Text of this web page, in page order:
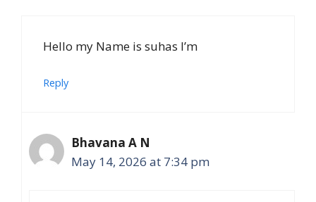
Hello my Name is suhas I’m
Reply
Bhavana A N
May 14, 2026 at 7:34 pm